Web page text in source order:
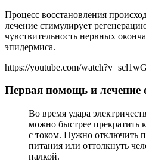
Процесс восстановления
лечение стимулирует
чувствительность нервных
эпидермиса.
https://youtube.com/
Первая помощь и лечение
Во время удара
можно быстрее прекратить
с током. Нужно отключить
питания или оттолкнуть
палкой.